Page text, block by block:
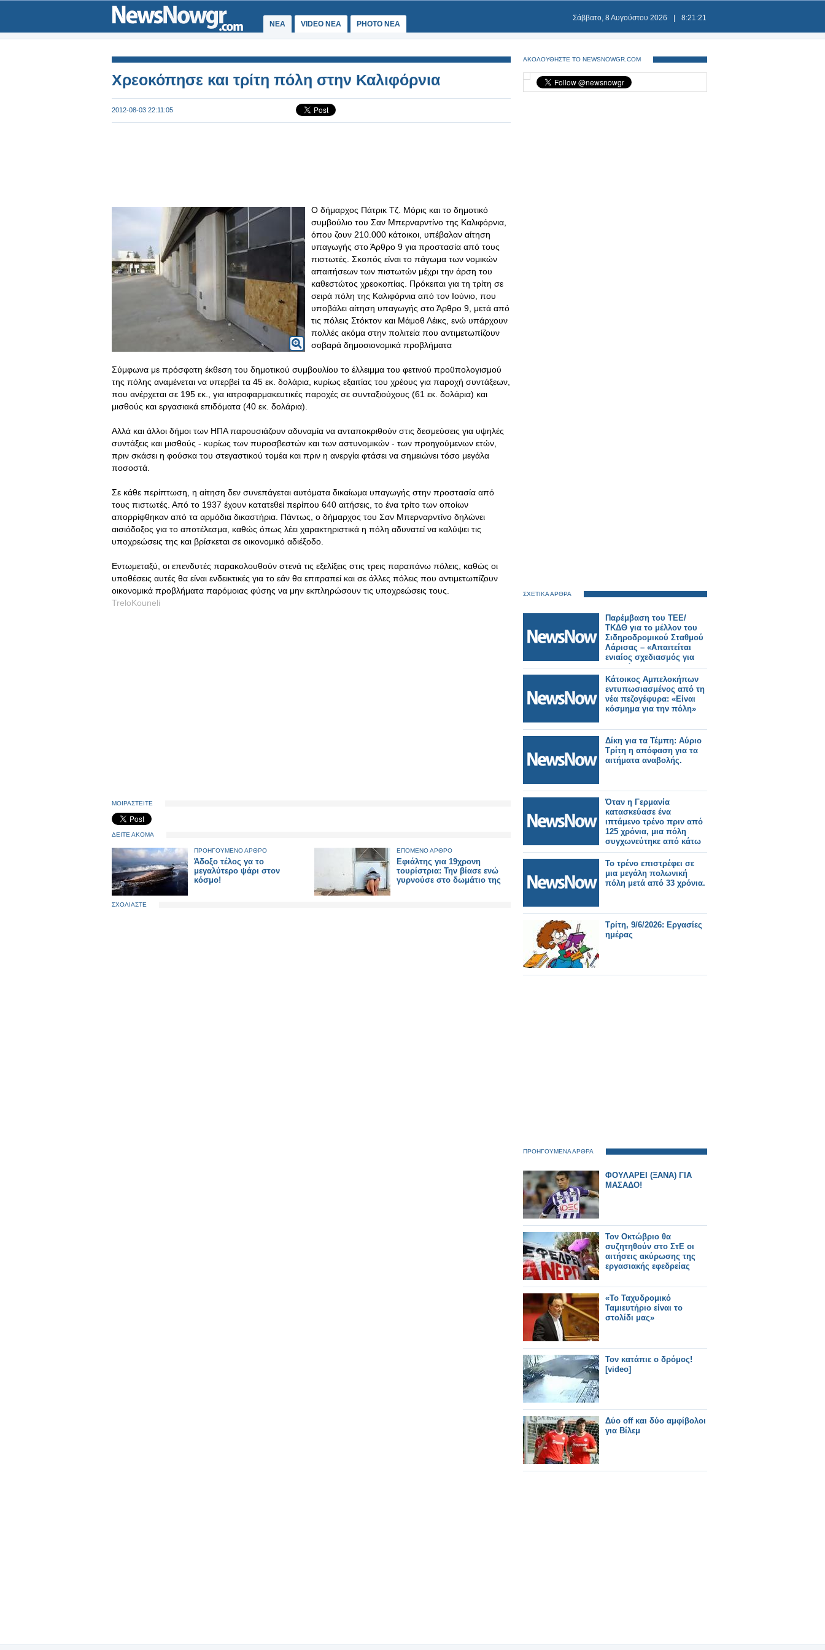
ΝΕΑ VIDEO NEA PHOTO NEA
Σάββατο, 8 Αυγούστου 2026 8:21:21
Χρεοκόπησε και τρίτη πόλη στην Καλιφόρνια
2012-08-03 22:11:05
Ο δήμαρχος Πάτρικ Τζ. Μόρις και το δημοτικό
συμβούλιο τoυ Σαν Μπερναρντίνο της Καλιφόρνια,
όπου ζουν 210.000 κάτοικοι, υπέβαλαν αίτηση
υπαγωγής στο Άρθρο 9 για προστασία από τους
πιστωτές. Σκοπός είναι το πάγωμα των νομικών
απαιτήσεων των πιστωτών μέχρι την άρση του
καθεστώτος χρεοκοπίας. Πρόκειται για τη τρίτη σε
σειρά πόλη της Καλιφόρνια από τον Ιούνιο, που
υποβάλει αίτηση υπαγωγής στο Άρθρο 9, μετά από
τις πόλεις Στόκτον και Μάμοθ Λέικς, ενώ υπάρχουν
πολλές ακόμα στην πολιτεία που αντιμετωπίζουν
σοβαρά δημοσιονομικά προβλήματα
Σύμφωνα με πρόσφατη έκθεση του δημοτικού συμβουλίου το έλλειμμα του φετινού προϋπολογισμού
της πόλης αναμένεται να υπερβεί τα 45 εκ. δολάρια, κυρίως εξαιτίας του χρέους για παροχή συντάξεων,
που ανέρχεται σε 195 εκ., για ιατροφαρμακευτικές παροχές σε συνταξιούχους (61 εκ. δολάρια) και
μισθούς και εργασιακά επιδόματα (40 εκ. δολάρια).
Αλλά και άλλοι δήμοι των ΗΠΑ παρουσιάζουν αδυναμία να ανταποκριθούν στις δεσμεύσεις για υψηλές
συντάξεις και μισθούς - κυρίως των πυροσβεστών και των αστυνομικών - των προηγούμενων ετών,
πριν σκάσει η φούσκα του στεγαστικού τομέα και πριν η ανεργία φτάσει να σημειώνει τόσο μεγάλα
ποσοστά.
Σε κάθε περίπτωση, η αίτηση δεν συνεπάγεται αυτόματα δικαίωμα υπαγωγής στην προστασία από
τους πιστωτές. Από το 1937 έχουν κατατεθεί περίπου 640 αιτήσεις, το ένα τρίτο των οποίων
απορρίφθηκαν από τα αρμόδια δικαστήρια. Πάντως, ο δήμαρχος του Σαν Μπερναρντίνο δηλώνει
αισιόδοξος για το αποτέλεσμα, καθώς όπως λέει χαρακτηριστικά η πόλη αδυνατεί να καλύψει τις
υποχρεώσεις της και βρίσκεται σε οικονομικό αδιέξοδο.
Εντωμεταξύ, οι επενδυτές παρακολουθούν στενά τις εξελίξεις στις τρεις παραπάνω πόλεις, καθώς οι
υποθέσεις αυτές θα είναι ενδεικτικές για το εάν θα επιτραπεί και σε άλλες πόλεις που αντιμετωπίζουν
οικονομικά προβλήματα παρόμοιας φύσης να μην εκπληρώσουν τις υποχρεώσεις τους.
TreloKouneli
ΜΟΙΡΑΣΤΕΙΤΕ
ΔΕΙΤΕ ΑΚΟΜΑ
ΠΡΟΗΓΟΥΜΕΝΟ ΑΡΘΡΟ
Άδοξο τέλος γα το
μεγαλύτερο ψάρι στον
κόσμο!
ΕΠΟΜΕΝΟ ΑΡΘΡΟ
Εφιάλτης για 19χρονη
τουρίστρια: Την βίασε ενώ
γυρνούσε στο δωμάτιο της
ΣΧΟΛΙΑΣΤΕ
ΑΚΟΛΟΥΘΗΣΤΕ ΤΟ NEWSNOWGR.COM
ΣΧΕΤΙΚΑ ΑΡΘΡΑ
Παρέμβαση του ΤΕΕ/
ΤΚΔΘ για το μέλλον του
Σιδηροδρομικού Σταθμού
Λάρισας – «Απαιτείται
ενιαίος σχεδιασμός για
την πόλη».
Κάτοικος Αμπελοκήπων
εντυπωσιασμένος από τη
νέα πεζογέφυρα: «Είναι
κόσμημα για την πόλη»
Δίκη για τα Τέμπη: Αύριο
Τρίτη η απόφαση για τα
αιτήματα αναβολής.
Όταν η Γερμανία
κατασκεύασε ένα
ιπτάμενο τρένο πριν από
125 χρόνια, μια πόλη
συγχωνεύτηκε από κάτω
του.
Το τρένο επιστρέφει σε
μια μεγάλη πολωνική
πόλη μετά από 33 χρόνια.
Τρίτη, 9/6/2026: Εργασίες
ημέρας
ΠΡΟΗΓΟΥΜΕΝΑ ΑΡΘΡΑ
ΦΟΥΛΑΡΕΙ (ΞΑΝΑ) ΓΙΑ
ΜΑΣΑΔΟ!
Τον Οκτώβριο θα
συζητηθούν στο ΣτΕ οι
αιτήσεις ακύρωσης της
εργασιακής εφεδρείας
«Το Ταχυδρομικό
Ταμιευτήριο είναι το
στολίδι μας»
Τον κατάπιε ο δρόμος!
[video]
Δύο off και δύο αμφίβολοι
για Βίλεμ